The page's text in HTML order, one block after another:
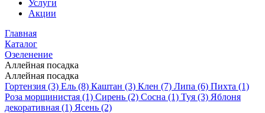
Услуги
Акции
Главная
Каталог
Озеленение
Аллейная посадка
Аллейная посадка
Гортензия (3) Ель (8) Каштан (3) Клен (7) Липа (6) Пихта (1)
Роза морщинистая (1) Сирень (2) Сосна (1) Туя (3) Яблоня
декоративная (1) Ясень (2)